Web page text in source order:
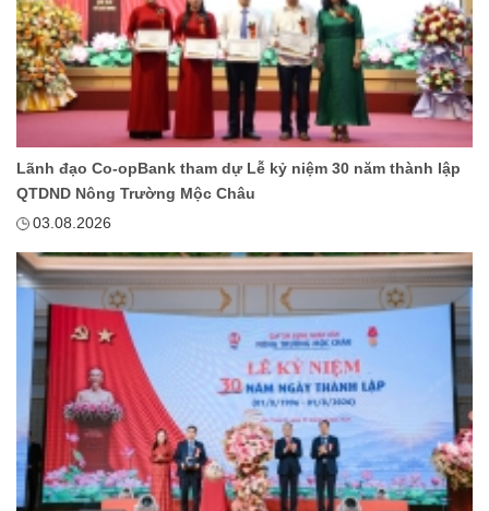
Lãnh đạo Co-opBank tham dự Lễ kỷ niệm 30 năm thành lập
QTDND Nông Trường Mộc Châu
03.08.2026